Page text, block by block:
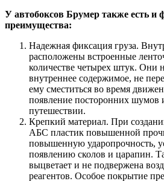
У автобоксов Брумер также есть и
преимущества:
Надежная фиксация груза.
расположены встроенные
количестве четырех штук. Они
внутреннее содержимое, не
ему сместиться во время
появление посторонних шумов
путешествии.
Крепкий материал. При
АБС пластик повышенной
повышенную ударопрочность,
появлению сколов и царапин.
выцветает и не подвержена
реагентов. Особое покрытие